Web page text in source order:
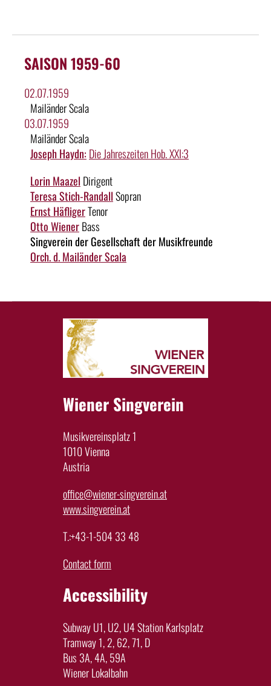
SAISON 1959-60
02.07.1959
Mailänder Scala
03.07.1959
Mailänder Scala
Joseph Haydn: Die Jahreszeiten Hob. XXI:3
Lorin Maazel Dirigent
Teresa Stich-RandallSopran
Ernst HäfligerTenor
Otto WienerBass
Singverein der Gesellschaft der Musikfreunde
Orch. d. Mailänder Scala
Wiener Singverein
Musikvereinsplatz 1
1010 Vienna
Austria
office@wiener-singverein.at
www.singverein.at
T.:+43-1-504 33 48
Contact form
Accessibility
Subway U1, U2, U4 Station Karlsplatz
Tramway 1, 2, 62, 71, D
Bus 3A, 4A, 59A
Wiener Lokalbahn